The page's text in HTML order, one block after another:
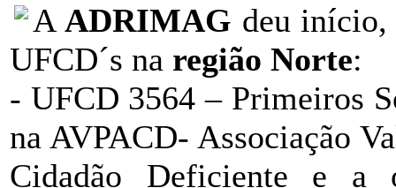
AADRIMAG deu início,
UFCD´s na região Norte:
- UFCD 3564 – Primeiros
na AVPACD- Associação
Cidadão Deficiente e